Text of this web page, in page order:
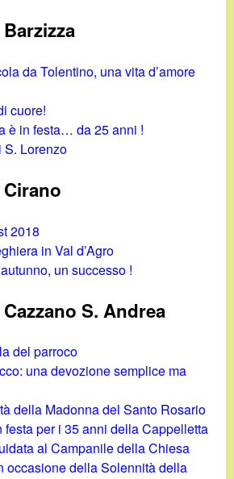
da Tolentino, una vita d’amore
cuore!
è in festa… da 25 anni !
S. Lorenzo
2018
in Val d’Agro
un successo !
S. Andrea
del parroco
una devozione semplice ma
della Madonna del Santo Rosario
festa per i 35 anni della Cappelletta
al Campanile della Chiesa
occasione della Solennità della